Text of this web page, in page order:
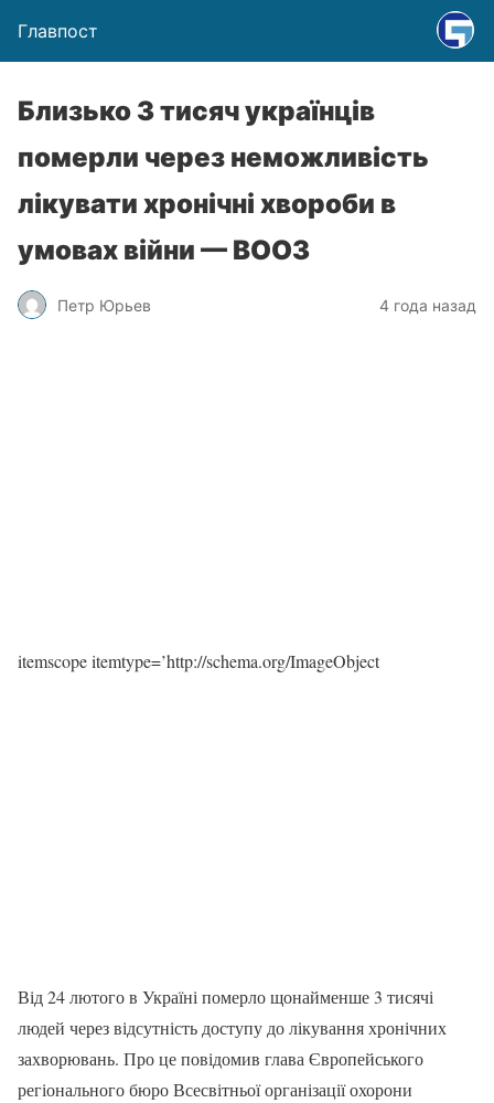
Главпост
Близько 3 тисяч українців
померли через неможливість
лікувати хронічні хвороби в
умовах війни — ВООЗ
Петр Юрьев 4 года назад
itemscope itemtype=’http://schema.org/ImageObject
Від 24 лютого в Україні померло щонайменше 3 тисячі
людей через відсутність доступу до лікування хронічних
захворювань. Про це повідомив глава Європейського
регіонального бюро Всесвітньої організації охорони